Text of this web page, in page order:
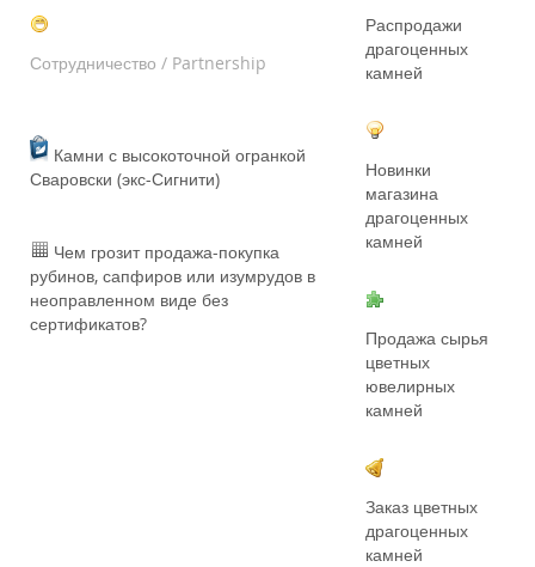
Сотрудничество / Partnership
Камни с высокоточной огранкой
Сваровски (экс-Сигнити)
Чем грозит продажа-покупка
рубинов, сапфиров или изумрудов в
неоправленном виде без
сертификатов?
Распродажи
драгоценных
камней
Новинки
магазина
драгоценных
камней
Продажа сырья
цветных
ювелирных
камней
Заказ цветных
драгоценных
камней